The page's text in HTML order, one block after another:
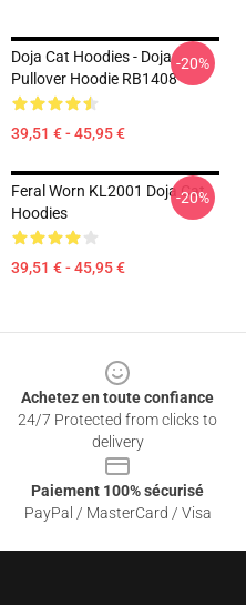
Doja Cat Hoodies - Doja
Pullover Hoodie RB1408
39,51 € - 45,95 €
-20%
Feral Worn KL2001 Doja Cat
Hoodies
39,51 € - 45,95 €
-20%
Achetez en toute confiance
24/7 Protected from clicks to
delivery
Paiement 100% sécurisé
PayPal / MasterCard / Visa